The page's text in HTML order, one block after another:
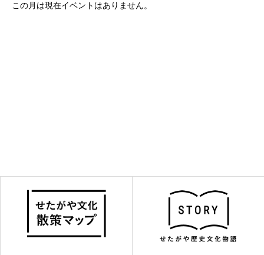
この月は現在イベントはありません。